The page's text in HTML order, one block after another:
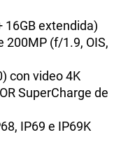
16GB extendida)
200MP (f/1.9, OIS,
con video 4K
SuperCharge de
IP69 e IP69K